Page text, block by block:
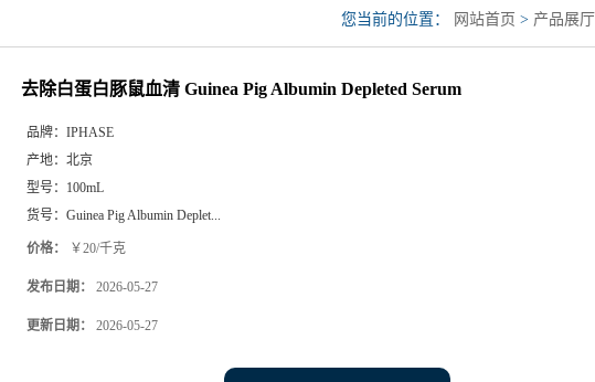
您当前的位置： 网站首页 > 产品展厅
去除白蛋白豚鼠血清 Guinea Pig Albumin Depleted Serum
品牌： IPHASE
产地： 北京
型号： 100mL
货号： Guinea Pig Albumin Deplet...
价格： ￥20/千克
发布日期： 2026-05-27
更新日期： 2026-05-27